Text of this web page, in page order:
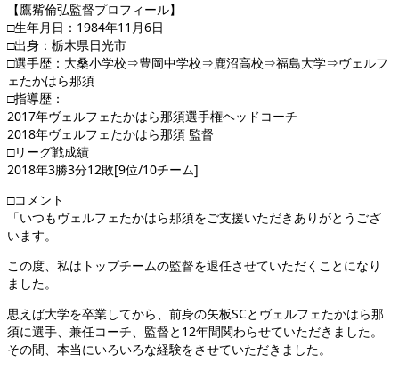
【鷹觜倫弘監督プロフィール】
□生年月日：1984年11月6日
□出身：栃木県日光市
□選手歴：大桑小学校⇒豊岡中学校⇒鹿沼高校⇒福島大学⇒ヴェルフ
ェたかはら那須
□指導歴：
2017年ヴェルフェたかはら那須選手権ヘッドコーチ
2018年ヴェルフェたかはら那須 監督
□リーグ戦成績
2018年3勝3分12敗[9位/10チーム]
□コメント
「いつもヴェルフェたかはら那須をご支援いただきありがとうござ
います。
この度、私はトップチームの監督を退任させていただくことになり
ました。
思えば大学を卒業してから、前身の矢板SCとヴェルフェたかはら那
須に選手、兼任コーチ、監督と12年間関わらせていただきました。
その間、本当にいろいろな経験をさせていただきました。